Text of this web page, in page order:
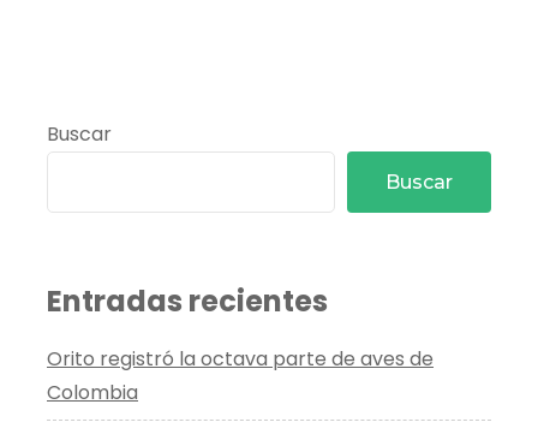
Buscar
Buscar
Entradas recientes
Orito registró la octava parte de aves de
Colombia